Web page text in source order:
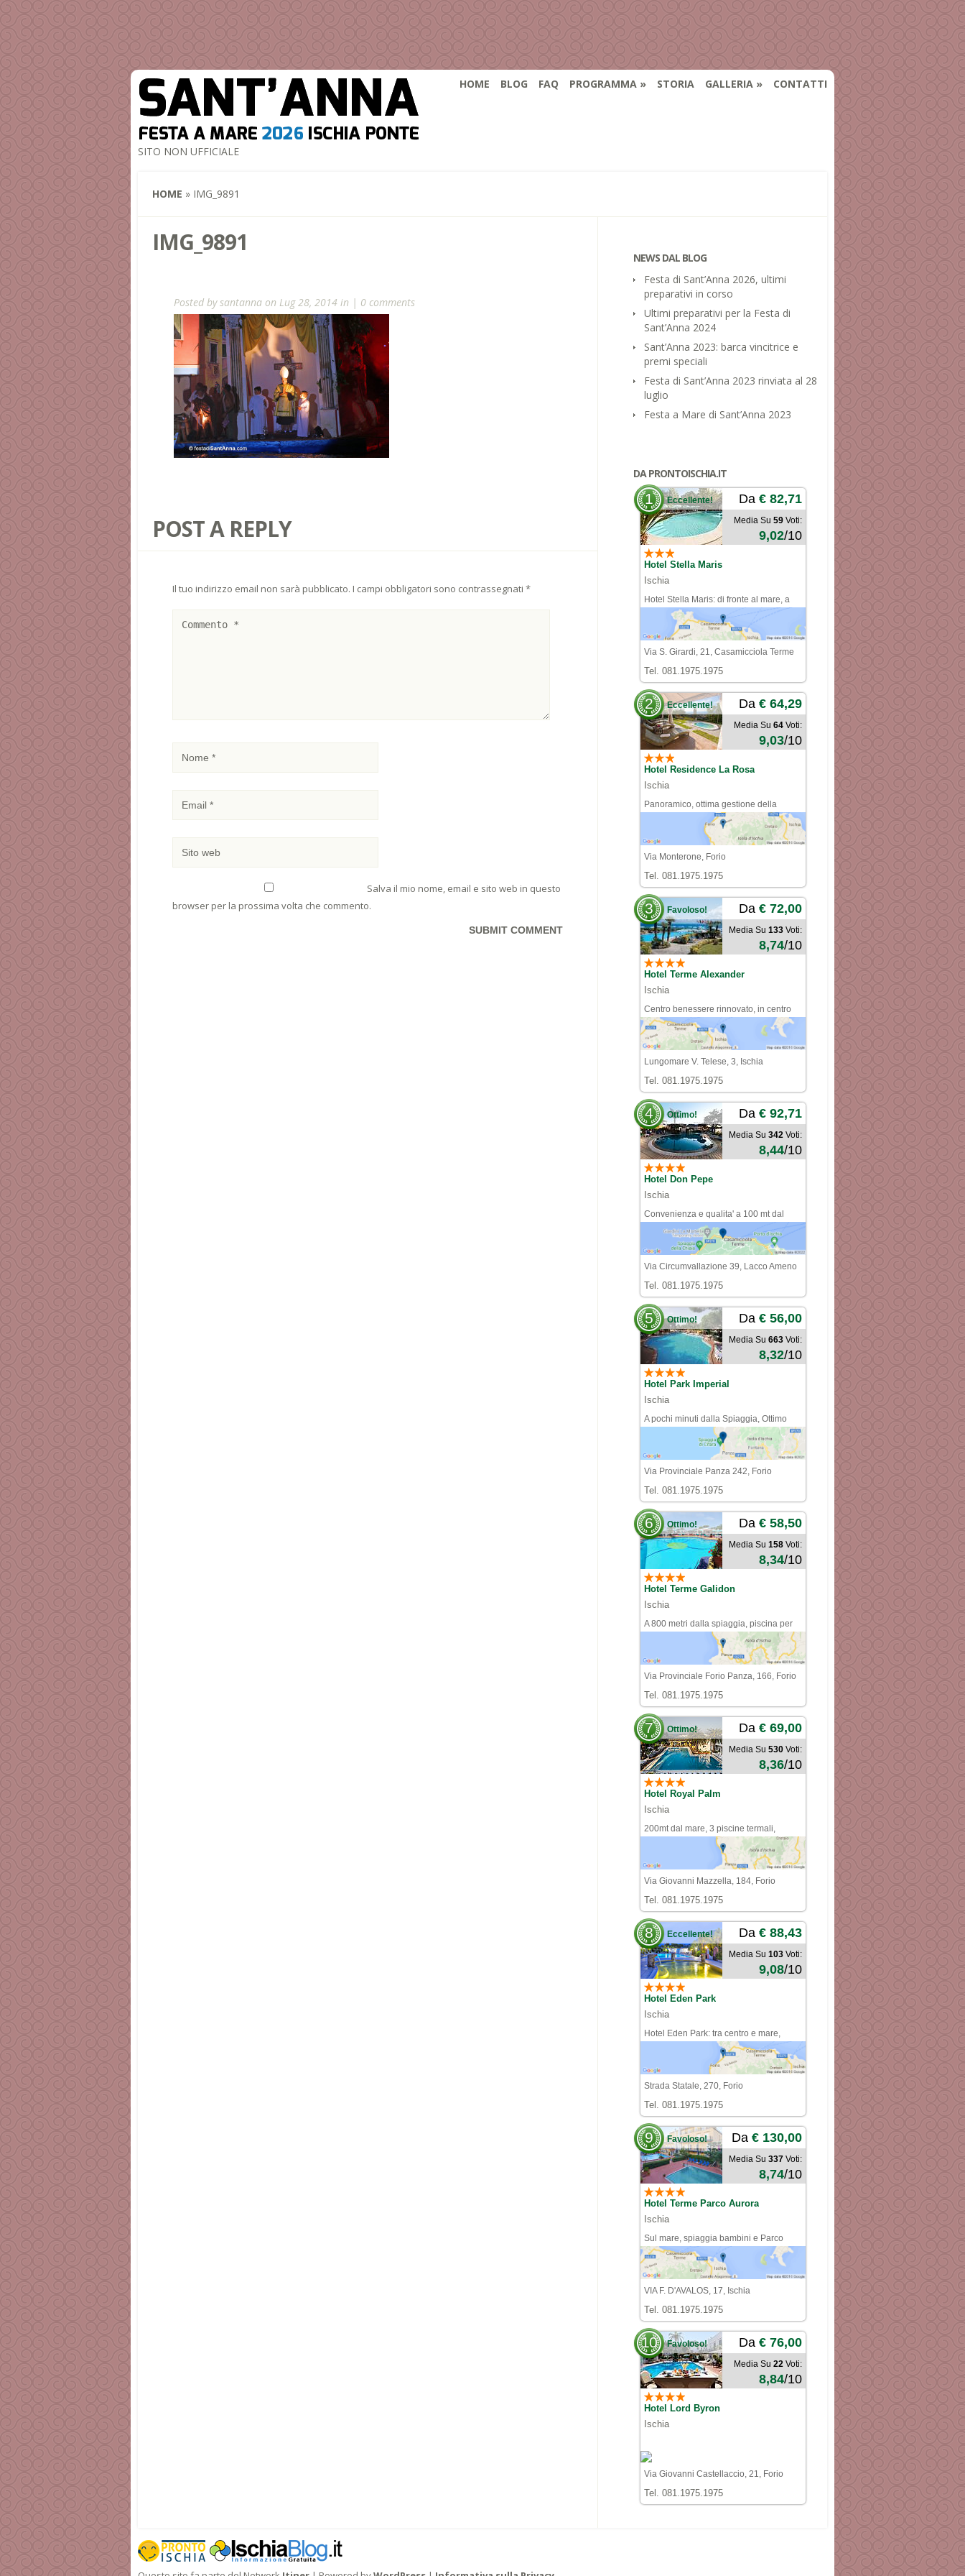
SITO NON UFFICIALE
HOME BLOG FAQ PROGRAMMA STORIA GALLERIA CONTATTI
HOME » IMG_9891
IMG_9891
Posted bysantanna on Lug 28, 2014 in | 0 comments
POST A REPLY
Il tuo indirizzo email non sarà pubblicato. I campi obbligatori sono contrassegnati *
Salva il mio nome, email e sito web in questo
browser per la prossima volta che commento.
NEWS DAL BLOG
Festa di Sant’Anna 2026, ultimi
preparativi in corso
Ultimi preparativi per la Festa di
Sant’Anna 2024
Sant’Anna 2023: barca vincitrice e
premi speciali
Festa di Sant’Anna 2023 rinviata al 28
luglio
Festa a Mare di Sant’Anna 2023
DA PRONTOISCHIA.IT
Eccellente!
1 Da € 82,71
Media Su 59 Voti:
9,02/10
Hotel Stella Maris
Ischia
Hotel Stella Maris: di fronte al mare, a
pochi passi dal centro
Via S. Girardi, 21, Casamicciola Terme
Tel. 081.1975.1975
Eccellente!
2 Da € 64,29
Media Su 64 Voti:
9,03/10
Hotel Residence La Rosa
Ischia
Panoramico, ottima gestione della
clientela, servizio navetta puntuale,
gestori e camerieri molto cordiali
Via Monterone, Forio
Tel. 081.1975.1975
Favoloso!
3 Da € 72,00
Media Su 133 Voti:
8,74/10
Hotel Terme Alexander
Ischia
Centro benessere rinnovato, in centro
fronte mare
Lungomare V. Telese, 3, Ischia
Tel. 081.1975.1975
Ottimo!
4 Da € 92,71
Media Su 342 Voti:
8,44/10
Hotel Don Pepe
Ischia
Convenienza e qualita' a 100 mt dal
centro e dal mare
Via Circumvallazione 39, Lacco Ameno
Tel. 081.1975.1975
Ottimo!
5 Da € 56,00
Media Su 663 Voti:
8,32/10
Hotel Park Imperial
Ischia
A pochi minuti dalla Spiaggia, Ottimo
Via Provinciale Panza 242, Forio
Tel. 081.1975.1975
Ottimo!
6 Da € 58,50
Media Su 158 Voti:
8,34/10
Hotel Terme Galidon
Ischia
A 800 metri dalla spiaggia, piscina per
Via Provinciale Forio Panza, 166, Forio
Tel. 081.1975.1975
Ottimo!
7 Da € 69,00
Media Su 530 Voti:
8,36/10
Hotel Royal Palm
Ischia
200mt dal mare, 3 piscine termali,
Via Giovanni Mazzella, 184, Forio
Tel. 081.1975.1975
Eccellente!
8 Da € 88,43
Media Su 103 Voti:
9,08/10
Hotel Eden Park
Ischia
Hotel Eden Park: tra centro e mare,
comodo e funzionale!
Strada Statale, 270, Forio
Tel. 081.1975.1975
Favoloso!
9 Da € 130,00
Media Su 337 Voti:
8,74/10
Hotel Terme Parco Aurora
Ischia
Sul mare, spiaggia bambini e Parco
Termale gratis
VIA F. D'AVALOS, 17, Ischia
Tel. 081.1975.1975
Favoloso!
10 Da € 76,00
Media Su 22 Voti:
8,84/10
Hotel Lord Byron
Ischia
Via Giovanni Castellaccio, 21, Forio
Tel. 081.1975.1975